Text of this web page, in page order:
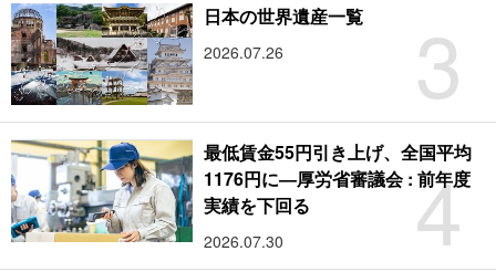
3
日本の世界遺産一覧
2026.07.26
4
最低賃金55円引き上げ、全国平均
1176円に―厚労省審議会 : 前年度
実績を下回る
2026.07.30